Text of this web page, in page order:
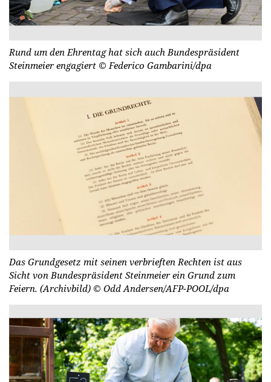
Rund um den Ehrentag hat sich auch Bundespräsident
Steinmeier engagiert © Federico Gambarini/dpa
Das Grundgesetz mit seinen verbrieften Rechten ist aus
Sicht von Bundespräsident Steinmeier ein Grund zum
Feiern. (Archivbild) © Odd Andersen/AFP-POOL/dpa